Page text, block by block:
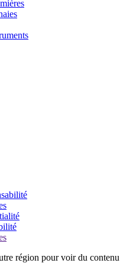
région pour voir du contenu